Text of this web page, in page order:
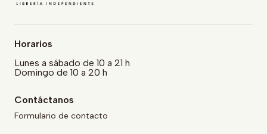
Horarios
Lunes a sábado de 10 a 21 h
Domingo de 10 a 20 h
Contáctanos
Formulario de contacto